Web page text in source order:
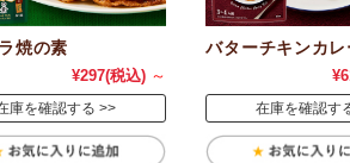
焼の素
¥297(税込) ～
庫を確認する
バターチキンカレ
在庫を確認す